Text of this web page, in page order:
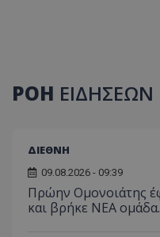
ΡΟΗ ΕΙΔΗΣΕΩΝ
ΔΙΕΘΝΗ
09.08.2026 - 09:39
Πρώην Ομονοιάτης
και βρήκε ΝΕΑ